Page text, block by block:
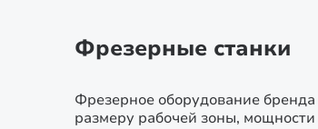
Фрезерные станки
Фрезерное оборудование
размеру рабочей зоны,